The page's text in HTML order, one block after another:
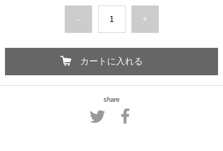
- +
カートに入れる
share